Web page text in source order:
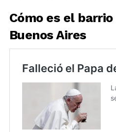
Cómo es el
Buenos Aires